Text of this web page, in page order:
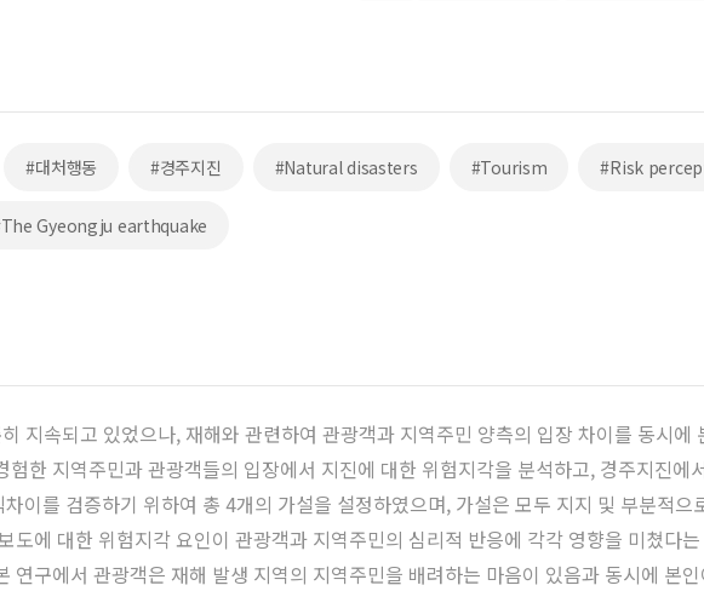
#대처행동 #경주지진 #Natural disasters #Tourism #Risk
Gyeongju earthquake
지속되고 있었으나, 재해와 관련하여 관광객과 지역주민 양측의 입장 차이를 동시에
한 지역주민과 관광객들의 입장에서 지진에 대한 위험지각을 분석하고, 경주지진에
이를 검증하기 위하여 총 4개의 가설을 설정하였으며, 가설은 모두 지지 및 부분적으
에 대한 위험지각 요인이 관광객과 지역주민의 심리적 반응에 각각 영향을 미쳤다
구에서 관광객은 재해 발생 지역의 지역주민을 배려하는 마음이 있음과 동시에 본